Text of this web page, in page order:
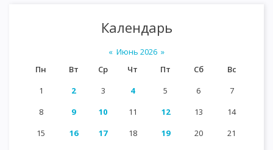
Календарь
« Июнь 2026 »
Пн
Вт Ср Чт Пт Сб
Вс
1
2 3 4 5 6
7
8
9 10 11 12 13
14
15
16 17 18 19 20
21